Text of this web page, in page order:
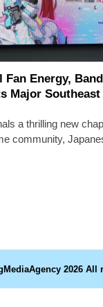
Fan Energy,
Major
a thrilling new
community,
2026 All